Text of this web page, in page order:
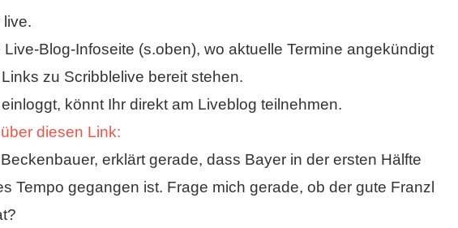
Blog-Infoseite (s.oben), wo aktuelle Termine angekündigt
zu Scribblelive bereit stehen.
könnt Ihr direkt am Liveblog teilnehmen.
diesen Link:
erklärt gerade, dass Bayer in der ersten Hälfte
Tempo gegangen ist. Frage mich gerade, ob der gute Franzl